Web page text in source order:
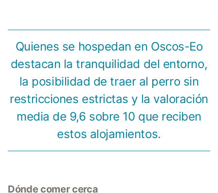
Quienes se hospedan en Oscos-Eo
destacan la tranquilidad del entorno,
la posibilidad de traer al perro sin
restricciones estrictas y la valoración
media de 9,6 sobre 10 que reciben
estos alojamientos.
Dónde comer cerca